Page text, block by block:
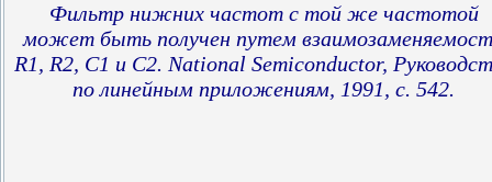
Фильтр нижних частот с той же частотой
может быть получен путем
R1, R2, C1 и C2. National Semiconductor,
по линейным приложениям, 1991, с. 542.